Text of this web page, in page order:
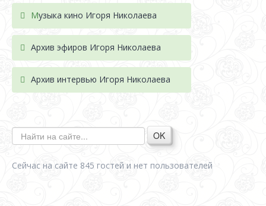
Музыка кино Игоря Николаева
Архив эфиров Игоря Николаева
Архив интервью Игоря Николаева
OK
Сейчас на сайте 845 гостей и нет пользователей